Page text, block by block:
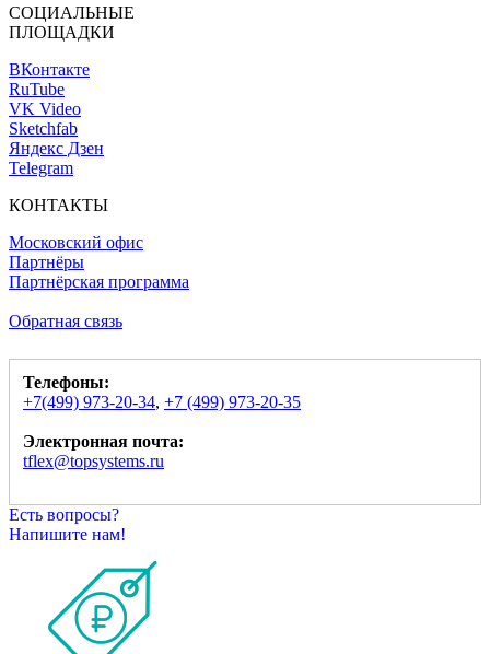
СОЦИАЛЬНЫЕ
ПЛОЩАДКИ
ВКонтакте
RuTube
VK Video
Sketchfab
Яндекс Дзен
Telegram
КОНТАКТЫ
Московский офис
Партнёры
Партнёрская программа
Обратная связь
Телефоны:
+7(499) 973-20-34, +7 (499) 973-20-35
Электронная почта:
tflex@topsystems.ru
Есть вопросы?
Напишите нам!